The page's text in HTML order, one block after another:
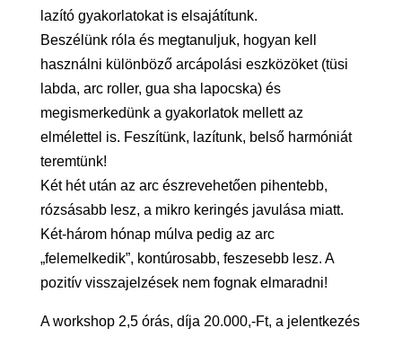
lazító gyakorlatokat is elsajátítunk.
Beszélünk róla és megtanuljuk, hogyan kell
használni különböző arcápolási eszközöket (tüsi
labda, arc roller, gua sha lapocska) és
megismerkedünk a gyakorlatok mellett az
elmélettel is. Feszítünk, lazítunk, belső harmóniát
teremtünk!
Két hét után az arc észrevehetően pihentebb,
rózsásabb lesz, a mikro keringés javulása miatt.
Két-három hónap múlva pedig az arc
„felemelkedik”, kontúrosabb, feszesebb lesz. A
pozitív visszajelzések nem fognak elmaradni!
A workshop 2,5 órás, díja 20.000,-Ft, a jelentkezés